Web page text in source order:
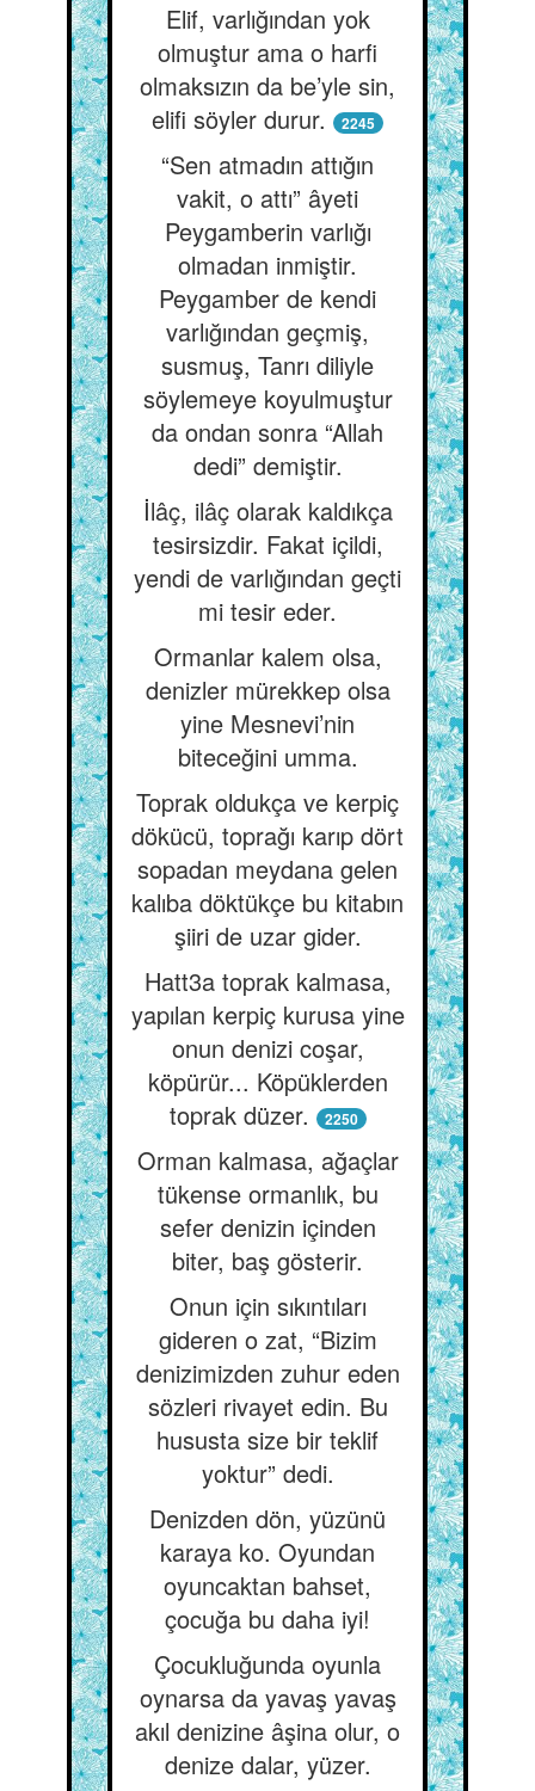
Elif, varlığından yok
olmuştur ama o harfi
olmaksızın da be’yle sin,
elifi söyler durur.
2245
“Sen atmadın attığın
vakit, o attı” âyeti
Peygamberin varlığı
olmadan inmiştir.
Peygamber de kendi
varlığından geçmiş,
susmuş, Tanrı diliyle
söylemeye koyulmuştur
da ondan sonra “Allah
dedi” demiştir.
İlâç, ilâç olarak kaldıkça
tesirsizdir. Fakat içildi,
yendi de varlığından geçti
mi tesir eder.
Ormanlar kalem olsa,
denizler mürekkep olsa
yine Mesnevi’nin
biteceğini umma.
Toprak oldukça ve kerpiç
dökücü, toprağı karıp dört
sopadan meydana gelen
kalıba döktükçe bu kitabın
şiiri de uzar gider.
Hatt3a toprak kalmasa,
yapılan kerpiç kurusa yine
onun denizi coşar,
köpürür... Köpüklerden
toprak düzer.
2250
Orman kalmasa, ağaçlar
tükense ormanlık, bu
sefer denizin içinden
biter, baş gösterir.
Onun için sıkıntıları
gideren o zat, “Bizim
denizimizden zuhur eden
sözleri rivayet edin. Bu
hususta size bir teklif
yoktur” dedi.
Denizden dön, yüzünü
karaya ko. Oyundan
oyuncaktan bahset,
çocuğa bu daha iyi!
Çocukluğunda oyunla
oynarsa da yavaş yavaş
akıl denizine âşina olur, o
denize dalar, yüzer.